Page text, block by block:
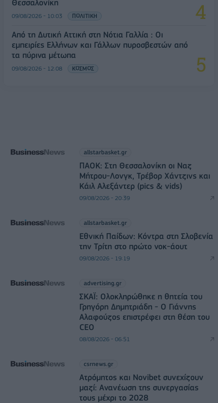
Θεσσαλονίκη
09/08/2026 - 10:03 ΠΟΛΙΤΙΚΗ
Από τη Δυτική Αττική στη Νότια Γαλλία : Οι
εμπειρίες Ελλήνων και Γάλλων πυροσβεστών από
τα πύρινα μέτωπα
09/08/2026 - 12:08 ΚΟΣΜΟΣ
allstarbasket.gr
ΠΑΟΚ: Στη Θεσσαλονίκη οι Ναζ
Μήτρου-Λονγκ, Τρέβορ Χάντζινς και
Κάιλ Αλεξάντερ (pics & vids)
09/08/2026 - 20:39
allstarbasket.gr
Εθνική Παίδων: Κόντρα στη Σλοβενία
την Τρίτη στο πρώτο νοκ-άουτ
09/08/2026 - 19:19
advertising.gr
ΣΚΑΪ: Ολοκληρώθηκε η θητεία του
Γρηγόρη Δημητριάδη - Ο Γιάννης
Αλαφούζος επιστρέφει στη θέση του
CEO
08/08/2026 - 06:51
csrnews.gr
Ατρόμητος και Novibet συνεχίζουν
μαζί: Ανανέωση της συνεργασίας
τους μέχρι το 2028